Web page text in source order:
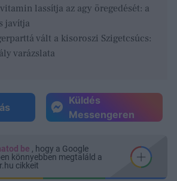
vitamin lassítja az agy öregedését: a
javítja
vált a kisoroszi Szigetcsúcs:
varázslata
Küldés
Messengeren
be , hogy a Google
könnyebben megtaláld a
cikkeit